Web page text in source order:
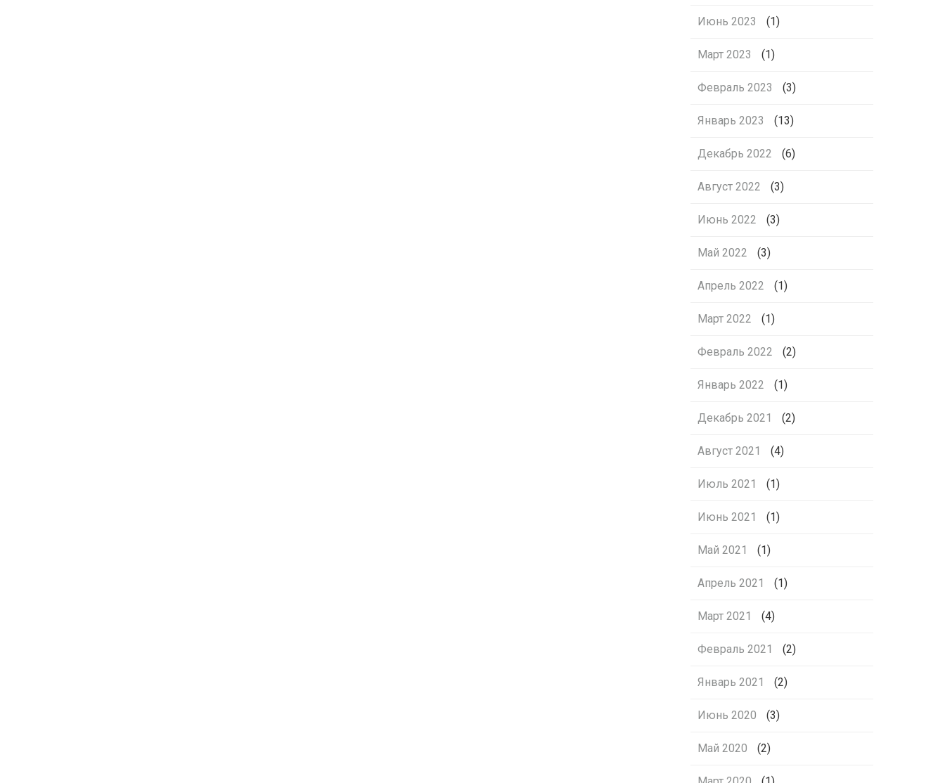
Июнь 2023 (1)
Март 2023 (1)
Февраль 2023 (3)
Январь 2023 (13)
Декабрь 2022 (6)
Август 2022 (3)
Июнь 2022 (3)
Май 2022 (3)
Апрель 2022 (1)
Март 2022 (1)
Февраль 2022 (2)
Январь 2022 (1)
Декабрь 2021 (2)
Август 2021 (4)
Июль 2021 (1)
Июнь 2021 (1)
Май 2021 (1)
Апрель 2021 (1)
Март 2021 (4)
Февраль 2021 (2)
Январь 2021 (2)
Июнь 2020 (3)
Май 2020 (2)